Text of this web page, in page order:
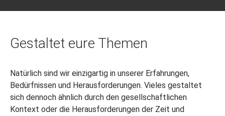
Gestaltet eure Themen
Natürlich sind wir einzigartig in unserer Erfahrungen,
Bedürfnissen und Herausforderungen. Vieles gestaltet
sich dennoch ähnlich durch den gesellschaftlichen
Kontext oder die Herausforderungen der Zeit und